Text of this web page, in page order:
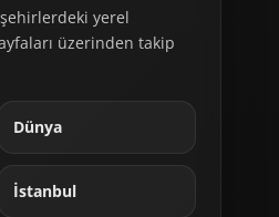
yerel
üzerinden takip
Dünya
İstanbul